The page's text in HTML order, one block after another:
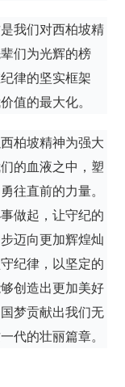
我们对西柏坡精
们为光辉的榜
律的坚实框架
值的最大化。
柏坡精神为强大
的血液之中，塑
往直前的力量。
做起，让守纪的
迈向更加辉煌灿
纪律，以坚定的
创造出更加美好
梦贡献出我们无
代的壮丽篇章。